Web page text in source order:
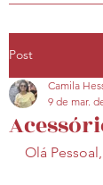
Post
Camila
9 de mar.
Olá Pessoal,